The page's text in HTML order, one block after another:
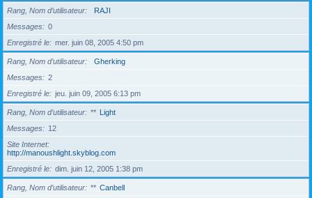
Rang, Nom d’utilisateur
RAJI
Messages
0
Enregistré le
mer. juin 08, 2005 4:50 pm
Rang, Nom d’utilisateur
Gherking
Messages
2
Enregistré le
jeu. juin 09, 2005 6:13 pm
Rang, Nom d’utilisateur ** Light
Messages
12
Site Internet
http://manoushlight.skyblog.com
Enregistré le
dim. juin 12, 2005 1:38 pm
Rang, Nom d’utilisateur ** Canbell